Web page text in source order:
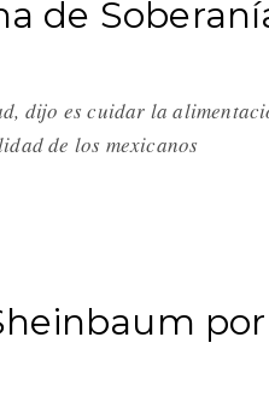
de
dijo es cuidar la
de los mexicanos
por